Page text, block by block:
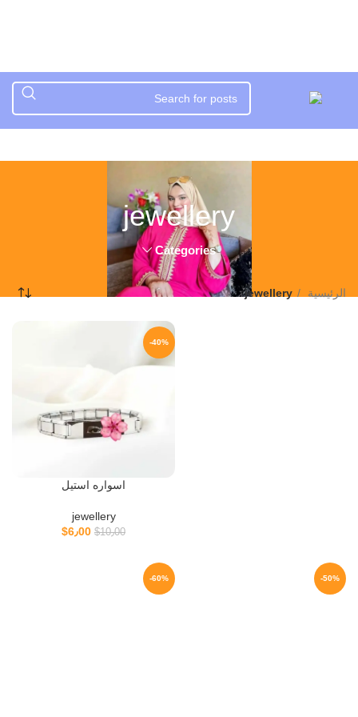
jewellery
Categories
الرئيسية jewellery
-40%
اسواره استيل
jewellery
$ 10٫00 $ 6٫00
-50%
-60%